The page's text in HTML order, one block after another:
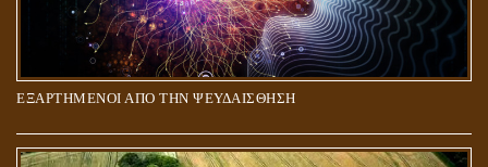
ΕΞΑΡΤΗΜΕΝΟΙ ΑΠΟ ΤΗΝ ΨΕΥΔΑΙΣΘΗΣΗ